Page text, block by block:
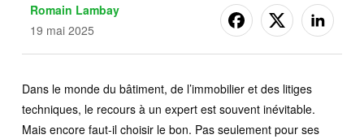
Romain Lambay
19 mai 2025
Dans le monde du bâtiment, de l’immobilier et des litiges
techniques, le recours à un expert est souvent inévitable.
Mais encore faut-il choisir le bon. Pas seulement pour ses